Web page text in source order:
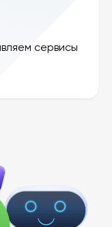
сервисы